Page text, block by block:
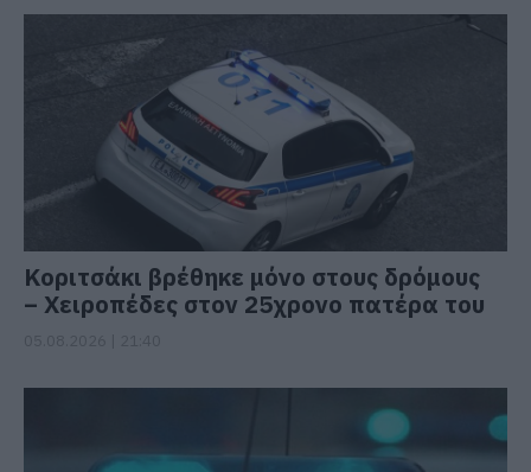
Κοριτσάκι βρέθηκε μόνο στους δρόμους
– Χειροπέδες στον 25χρονο πατέρα του